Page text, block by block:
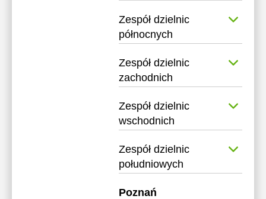
Zespół dzielnic
północnych
Zespół dzielnic
zachodnich
Zespół dzielnic
wschodnich
Zespół dzielnic
południowych
Poznań